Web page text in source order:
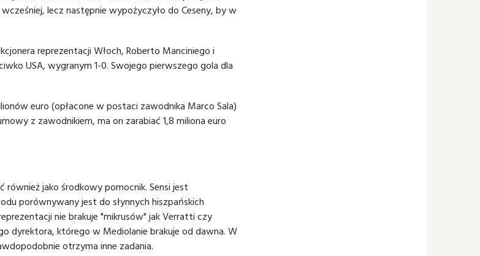
lecz następnie wypożyczyło do Ceseny, by w
reprezentacji Włoch, Roberto Manciniego i
USA, wygranym 1-0. Swojego pierwszego gola dla
euro (opłacone w postaci zawodnika Marco Sala)
z zawodnikiem, ma on zarabiać 1,8 miliona euro
jako środkowy pomocnik. Sensi jest
porównywany jest do słynnych hiszpańskich
nie brakuje "mikrusów" jak Verratti czy
dyrektora, którego w Mediolanie brakuje od dawna. W
otrzyma inne zadania.